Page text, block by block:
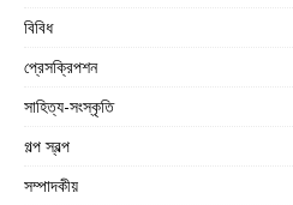
বিবিধ
প্রেসক্রিপশন
সাহিত্য-সংস্কৃতি
গল্প স্বল্প
সম্পাদকীয়